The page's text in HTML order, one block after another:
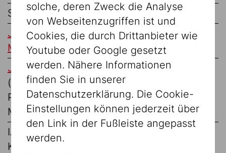
Schulklassen-Workshop
€ 40,-
Jahreskarte des Jüdischen
Museums Wien
€ 39,-
Jahreskarte ermäßigt
(bis 27 Jahre,
Präsenz-/Zivildiener,
Menschen mit Behinderung)
IAA, ICOM, Flexi PASS,
Kulturpass, Museumsbund
Eintritt frei
solche, deren Zweck die Analyse
von Webseitenzugriffen ist und
Cookies, die durch Drittanbieter wie
Youtube oder Google gesetzt
werden. Nähere Informationen
finden Sie in unserer
Datenschutzerklärung. Die Cookie-
Einstellungen können jederzeit über
den Link in der Fußleiste angepasst
werden.